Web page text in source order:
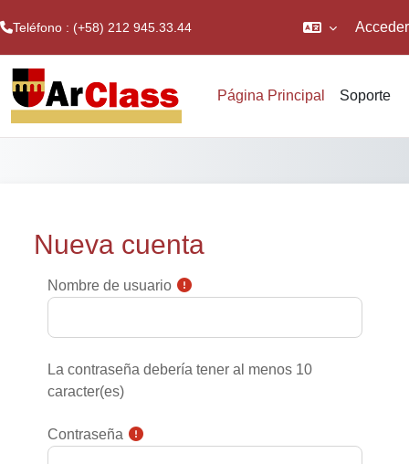
Teléfono : (+58) 212 945.33.44 Acceder
Página Principal Soporte
Nueva cuenta
Nombre de usuario
La contraseña debería tener al menos 10
caracter(es)
Contraseña